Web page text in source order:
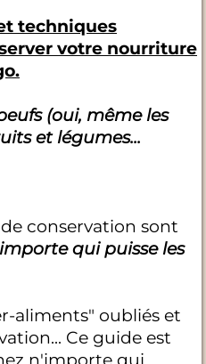
techniques
votre nourriture
(oui, même les
et légumes...
conservation sont
qui puisse les
aliments" oubliés et
Ce guide est